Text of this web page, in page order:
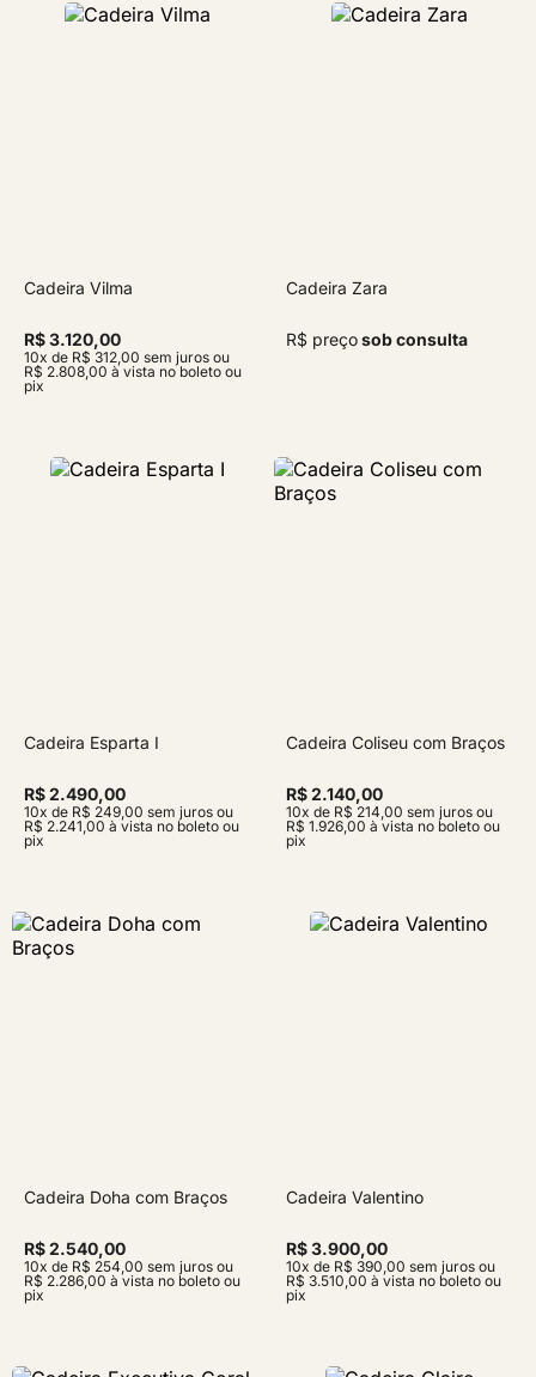
Cadeira Vilma
R$ 3.120,00
10x de R$ 312,00 sem juros ou
R$ 2.808,00 à vista no boleto ou
pix
Cadeira Zara
R$ preçosob consulta
Cadeira Esparta I
R$ 2.490,00
10x de R$ 249,00 sem juros ou
R$ 2.241,00 à vista no boleto ou
pix
Cadeira Coliseu com Braços
R$ 2.140,00
10x de R$ 214,00 sem juros ou
R$ 1.926,00 à vista no boleto ou
pix
Cadeira Doha com Braços
R$ 2.540,00
10x de R$ 254,00 sem juros ou
R$ 2.286,00 à vista no boleto ou
pix
Cadeira Valentino
R$ 3.900,00
10x de R$ 390,00 sem juros ou
R$ 3.510,00 à vista no boleto ou
pix